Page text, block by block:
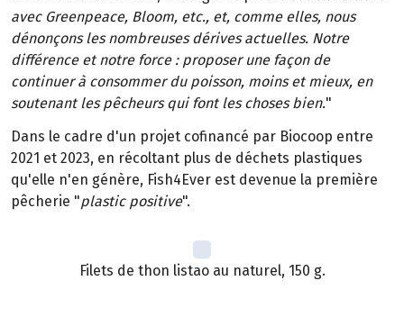
avec Greenpeace, Bloom, etc., et, comme elles, nous
dénonçons les nombreuses dérives actuelles. Notre
différence et notre force : proposer une façon de
continuer à consommer du poisson, moins et mieux, en
soutenant les pêcheurs qui font les choses bien."
Dans le cadre d'un projet cofinancé par Biocoop entre
2021 et 2023, en récoltant plus de déchets plastiques
qu'elle n'en génère, Fish4Ever est devenue la première
pêcherie "plastic positive".
Filets de thon listao au naturel, 150 g.